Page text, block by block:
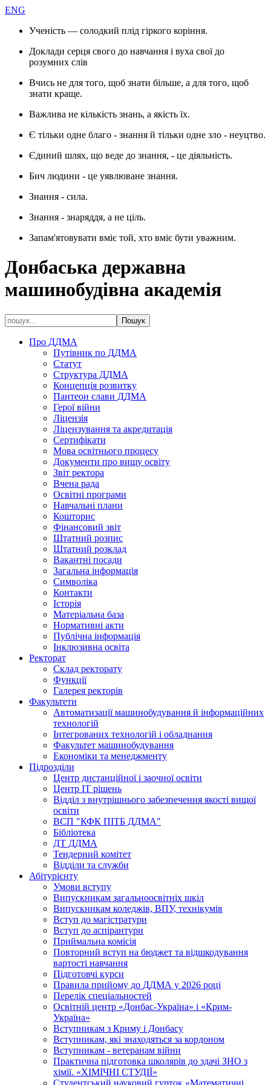
ENG
Ученість — солодкий плід гіркого коріння.
Доклади серця свого до навчання і вуха свої до
розумних слів
Вчись не для того, щоб знати більше, а для того, щоб
знати краще.
Важлива не кількість знань, а якість їх.
Є тільки одне благо - знання й тільки одне зло - неуцтво.
Єдиний шлях, що веде до знання, - це діяльність.
Бич людини - це уявлюване знання.
Знання - сила.
Знання - знаряддя, а не ціль.
Запам'ятовувати вміє той, хто вміє бути уважним.
Донбаська державна
машинобудівна академія
Про ДДМА
Путівник по ДДМА
Статут
Структура ДДМА
Концепція розвитку
Пантеон слави ДДМА
Герої війни
Ліцензія
Ліцензування та акредитація
Сертифікати
Мова освітнього процесу
Документи про вищу освіту
Звіт ректора
Вчена рада
Освітні програми
Навчальні плани
Кошторис
Фінансовий звіт
Штатний розпис
Штатний розклад
Вакантні посади
Загальна інформація
Символіка
Контакти
Історія
Матеріальна база
Нормативні акти
Публічна інформація
Інклюзивна освіта
Ректорат
Склад ректорату
Функції
Галерея ректорів
Факультети
Автоматизації машинобудування й інформаційних
технологій
Інтегрованих технологій і обладнання
Факультет машинобудування
Економіки та менеджменту
Підрозділи
Центр дистанційної і заочної освіти
Центр ІТ рішень
Відділ з внутрішнього забезпечення якості вищої
освіти
ВСП "КФК ПІТБ ДДМА"
Бібліотека
ДТ ДДМА
Тендерний комітет
Відділи та служби
Абітурієнту
Умови вступу
Випускникам загальноосвітніх шкіл
Випускникам коледжів, ВПУ, технікумів
Вступ до магістратури
Вступ до аспірантури
Приймальна комісія
Повторний вступ на бюджет та відшкодування
вартості навчання
Підготовчі курси
Правила прийому до ДДМА у 2026 році
Перелік спеціальностей
Освітній центр «Донбас-Україна» і «Крим-
Україна»
Вступникам з Криму і Донбасу
Вступникам, які знаходяться за кордоном
Вступникам - ветеранам війни
Практична підготовка школярів до здачі ЗНО з
хімії. «ХІМІЧНІ СТУДІЇ»
Студентський науковий гурток «Математичні